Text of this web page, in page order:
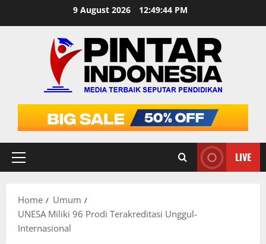
9 August 2026 12:49:45 PM
Primary
LIVE
Home
Umum
UNESA Miliki 96 Prodi Terakreditasi Unggul-
Internasional